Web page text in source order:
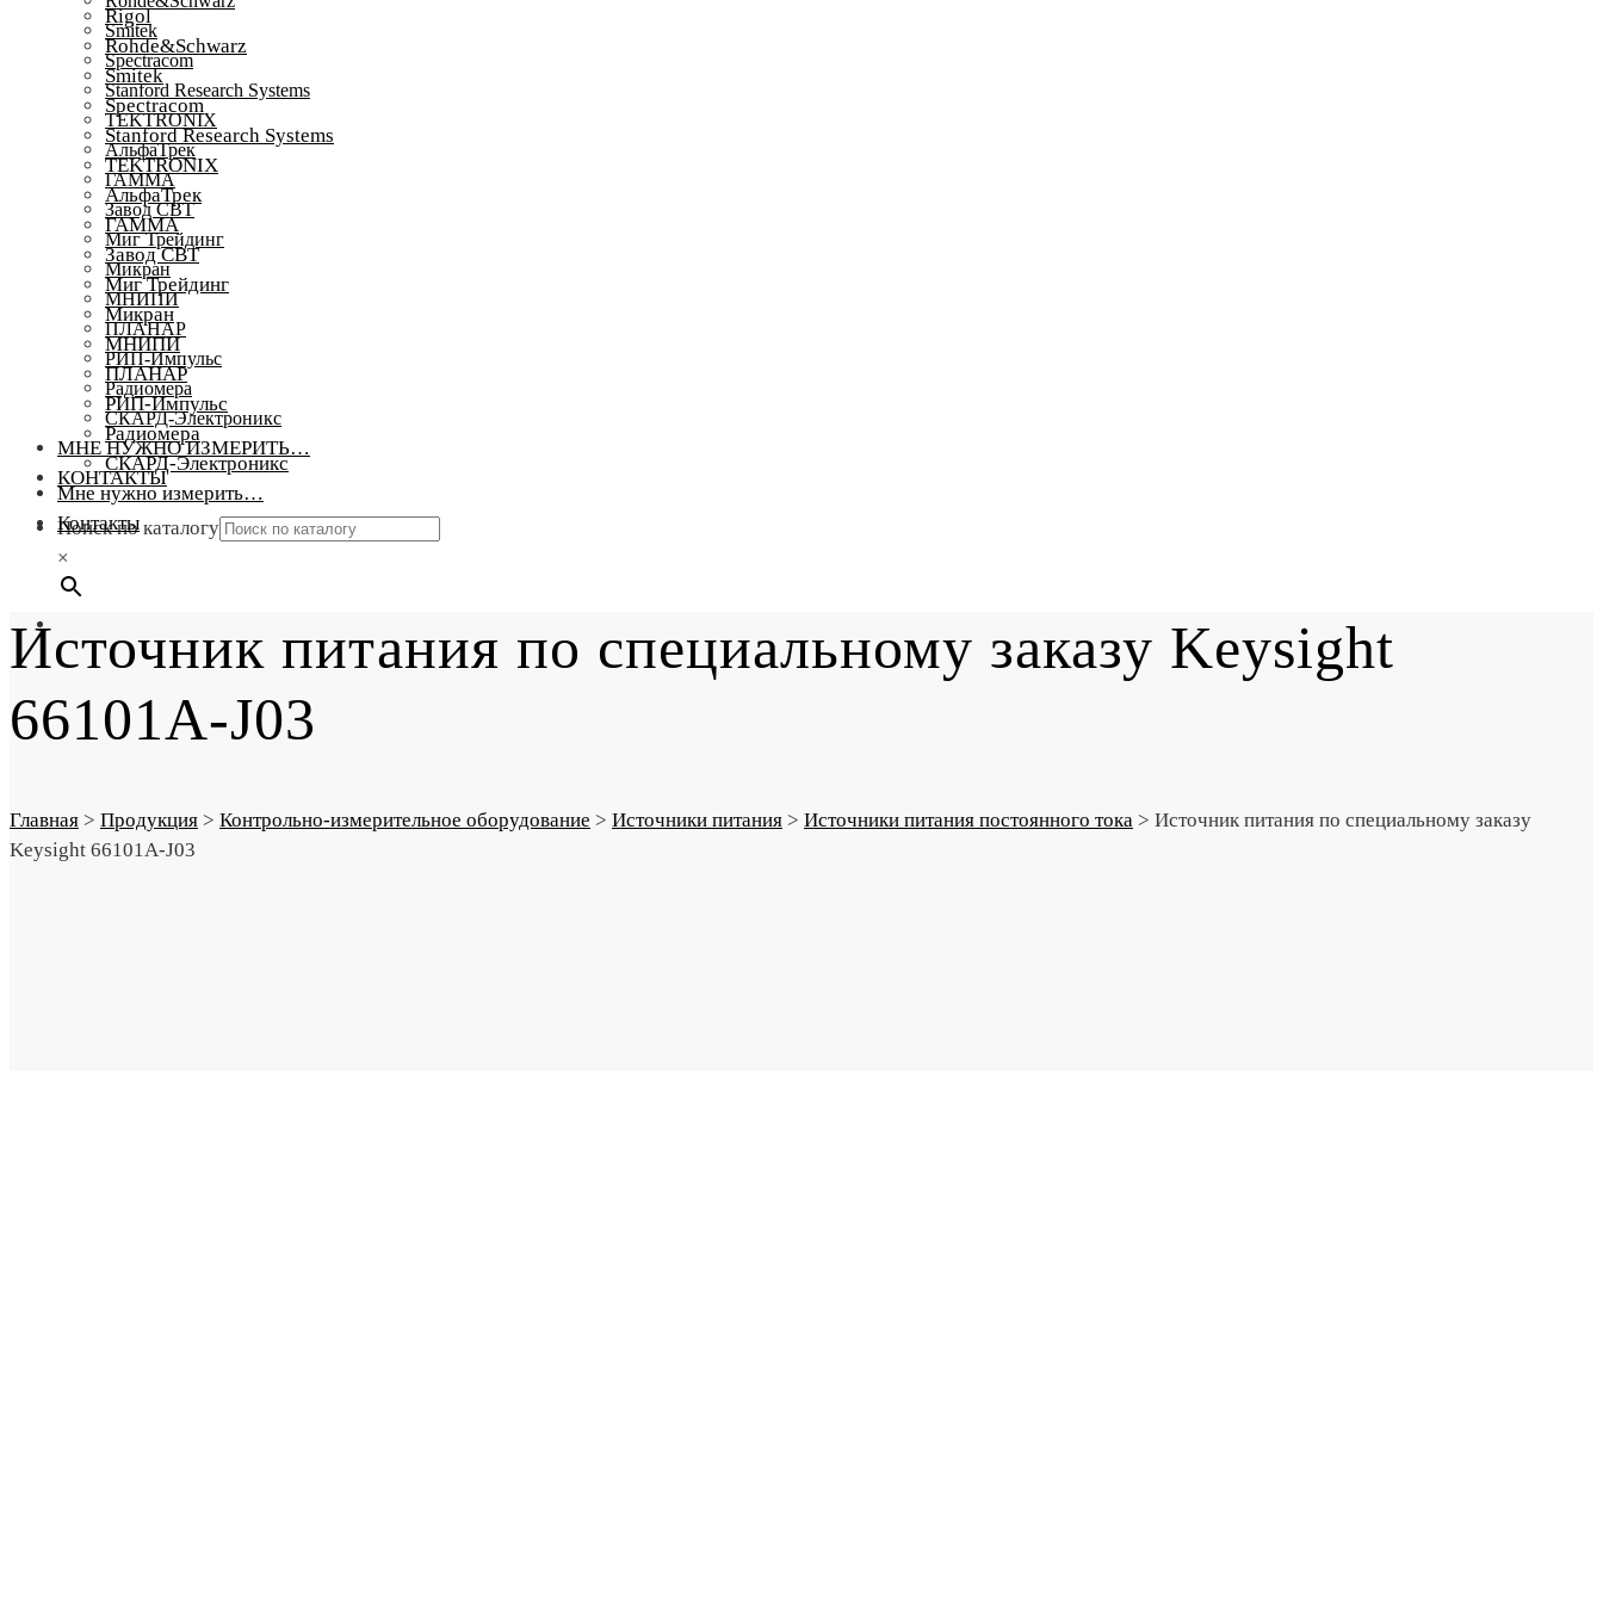
Smitek
Spectracom
Stanford Research Systems
TEKTRONIX
АльфаТрек
ГАММА
Завод СВТ
Миг Трейдинг
Микран
МНИПИ
ПЛАНАР
РИП-Импульс
Радиомера
СКАРД-Электроникс
МНЕ НУЖНО ИЗМЕРИТЬ…
КОНТАКТЫ
Поиск по каталогу
×
Rigol
Rohde&Schwarz
Smitek
Spectracom
Stanford Research Systems
TEKTRONIX
АльфаТрек
ГАММА
Завод СВТ
Миг Трейдинг
Микран
МНИПИ
ПЛАНАР
РИП-Импульс
Радиомера
СКАРД-Электроникс
Мне нужно измерить…
Контакты
Источник питания по специальному заказу Keysight
66101A-J03
Главная > Продукция > Контрольно-измерительное оборудование > Источники питания > Источники питания постоянного тока > Источник питания по специальному заказу
Keysight 66101A-J03